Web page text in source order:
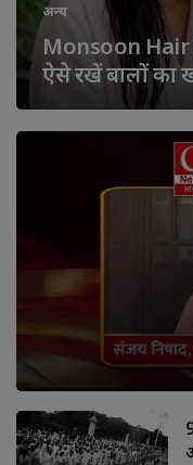
अन्य
Monsoon Hair
ऐसे रखें बालों का